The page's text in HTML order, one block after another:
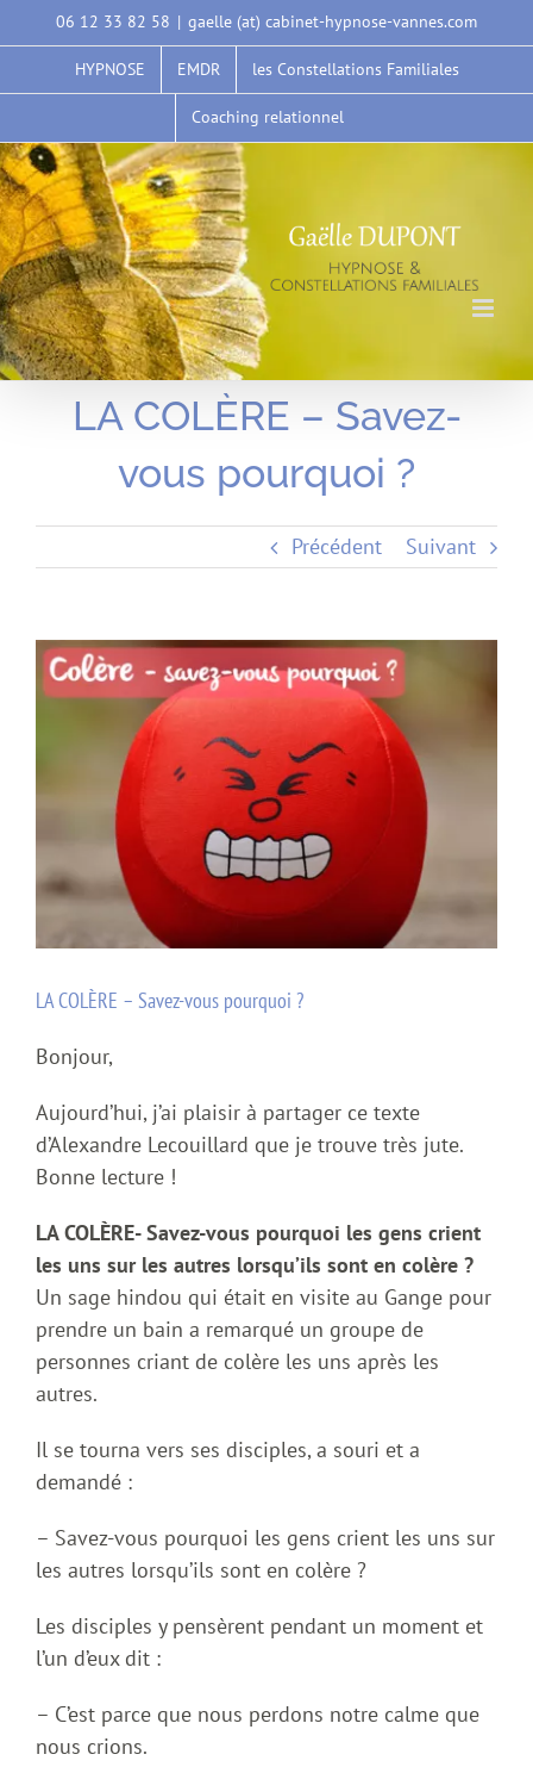
Passer
au
06 12 33 82 58 | gaelle (at) cabinet-hypnose-vannes.com
HYPNOSE EMDR les Constellations Familiales
Coaching relationnel
LA COLÈRE – Savez-
vous pourquoi ?
Précédent Suivant
Voir
l'image
LA COLÈRE – Savez-vous pourquoi ?
Bonjour,
Aujourd’hui, j’ai plaisir à partager ce texte
d’Alexandre Lecouillard que je trouve très jute.
Bonne lecture !
LA COLÈRE- Savez-vous pourquoi les gens crient
les uns sur les autres lorsqu’ils sont en colère ?
Un sage hindou qui était en visite au Gange pour
prendre un bain a remarqué un groupe de
personnes criant de colère les uns après les
autres.
Il se tourna vers ses disciples, a souri et a
demandé :
– Savez-vous pourquoi les gens crient les uns sur
les autres lorsqu’ils sont en colère ?
Les disciples y pensèrent pendant un moment et
l’un d’eux dit :
– C’est parce que nous perdons notre calme que
nous crions.